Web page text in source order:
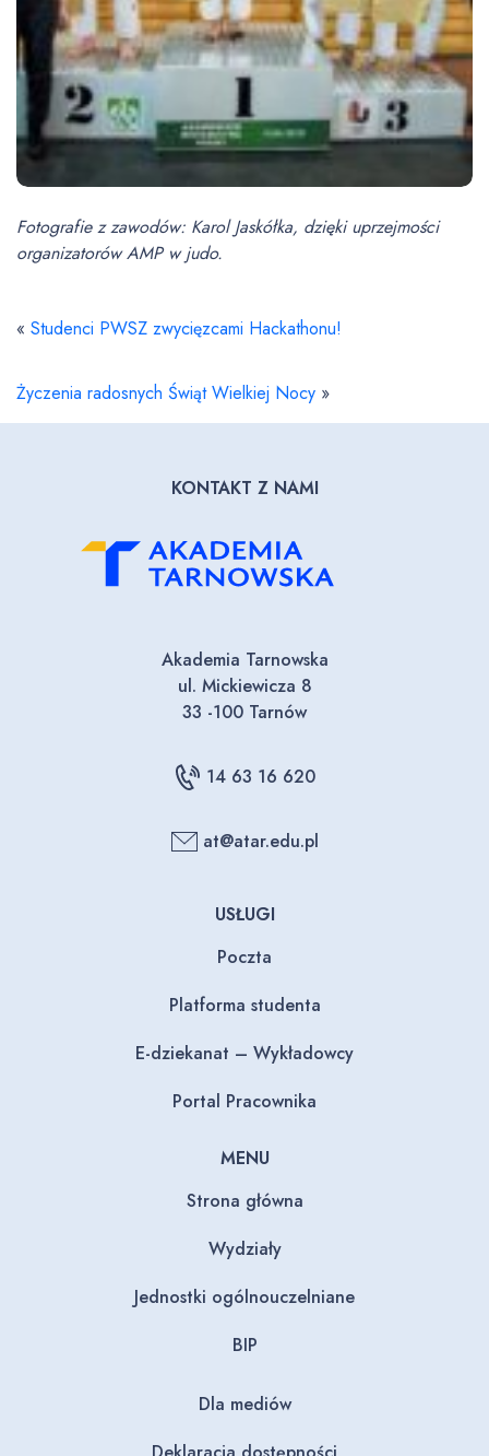
Fotografie z zawodów: Karol Jaskółka, dzięki uprzejmości
organizatorów AMP w judo.
« Studenci PWSZ zwycięzcami Hackathonu!
Życzenia radosnych Świąt Wielkiej Nocy »
KONTAKT Z NAMI
Akademia Tarnowska
ul. Mickiewicza 8
33 -100 Tarnów
14 63 16 620
at@atar.edu.pl
USŁUGI
Poczta
Platforma studenta
E-dziekanat – Wykładowcy
Portal Pracownika
MENU
Strona główna
Wydziały
Jednostki ogólnouczelniane
BIP
Dla mediów